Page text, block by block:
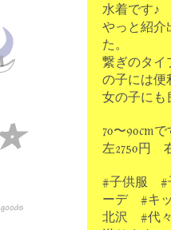
水着です♪
やっと紹介
た。
繋ぎのタイ
の子には便
女の子にも
70〜90cmで
左2750円
#子供服 #
ーデ #キ
北沢 #代